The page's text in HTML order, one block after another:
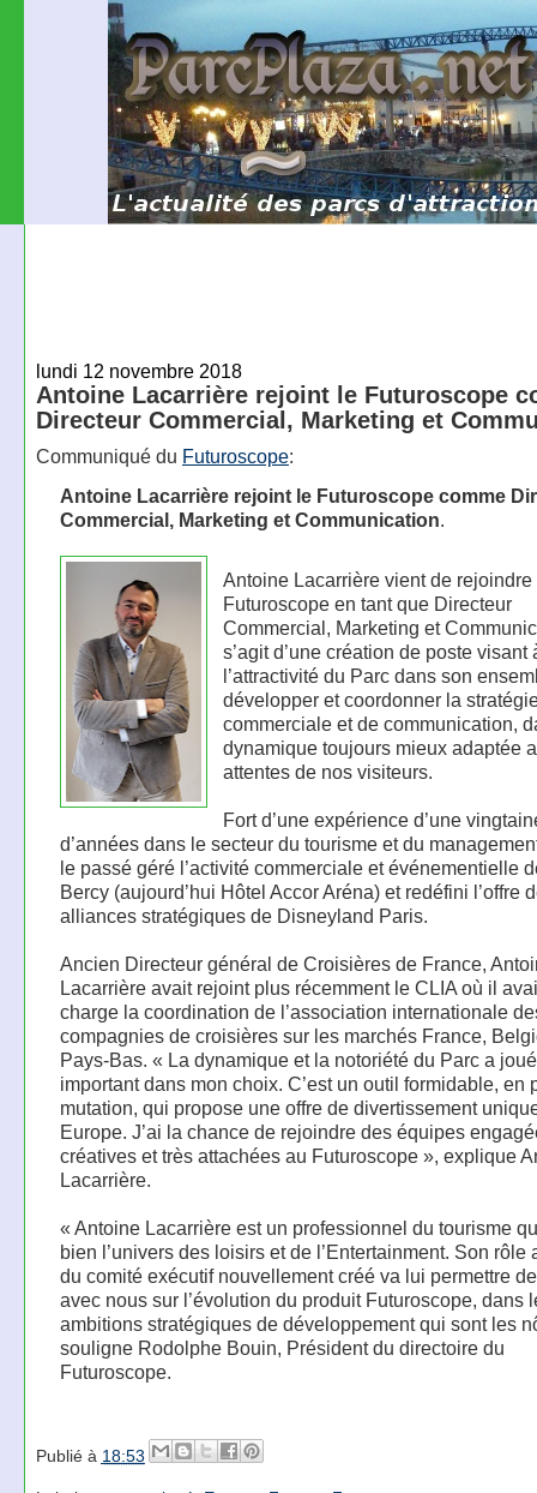
lundi 12 novembre 2018
Antoine Lacarrière rejoint le Futuroscope
Directeur Commercial, Marketing et
Communiqué du Futuroscope:
Antoine Lacarrière rejoint le Futuroscope comme
Commercial, Marketing et Communication.
Antoine Lacarrière vient de rejoindre
Futuroscope en tant que Directeur
Commercial, Marketing et
s’agit d’une création de poste visant
l’attractivité du Parc dans son
développer et coordonner la
commerciale et de communication,
dynamique toujours mieux adaptée
attentes de nos visiteurs.
Fort d’une expérience d’une
d’années dans le secteur du tourisme et du
le passé géré l’activité commerciale et événementielle
Bercy (aujourd’hui Hôtel Accor Aréna) et redéfini l’offre
alliances stratégiques de Disneyland Paris.
Ancien Directeur général de Croisières de France,
Lacarrière avait rejoint plus récemment le CLIA où il
charge la coordination de l’association internationale
compagnies de croisières sur les marchés France,
Pays-Bas. « La dynamique et la notoriété du Parc a
important dans mon choix. C’est un outil formidable, en
mutation, qui propose une offre de divertissement
Europe. J’ai la chance de rejoindre des équipes
créatives et très attachées au Futuroscope », explique
Lacarrière.
« Antoine Lacarrière est un professionnel du tourisme
bien l’univers des loisirs et de l’Entertainment. Son rôle
du comité exécutif nouvellement créé va lui permettre
avec nous sur l’évolution du produit Futuroscope, dans
ambitions stratégiques de développement qui sont les
souligne Rodolphe Bouin, Président du directoire du
Futuroscope.
Publié à 18:53